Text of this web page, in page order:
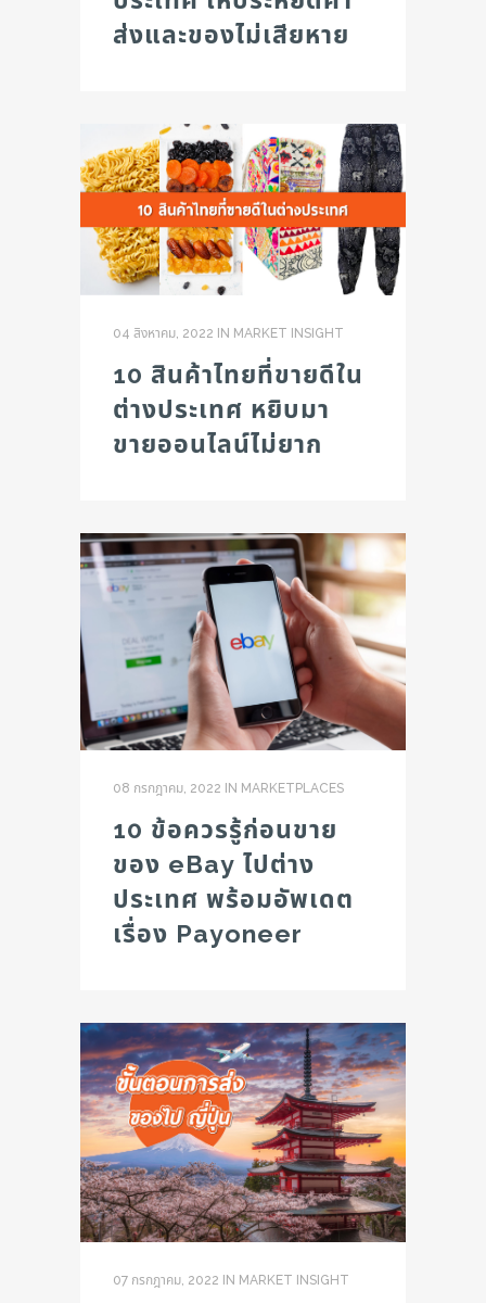
ส่งและของไม่เสียหาย
04 สิงหาคม, 2022 IN MARKET INSIGHT
10 สินค้าไทยที่ขายดีใน
ต่างประเทศ หยิบมา
ขายออนไลน์ไม่ยาก
08 กรกฎาคม, 2022 IN MARKETPLACES
10 ข้อควรรู้ก่อนขาย
ของ eBay ไปต่าง
ประเทศ พร้อมอัพเดต
เรื่อง Payoneer
07 กรกฎาคม, 2022 IN MARKET INSIGHT